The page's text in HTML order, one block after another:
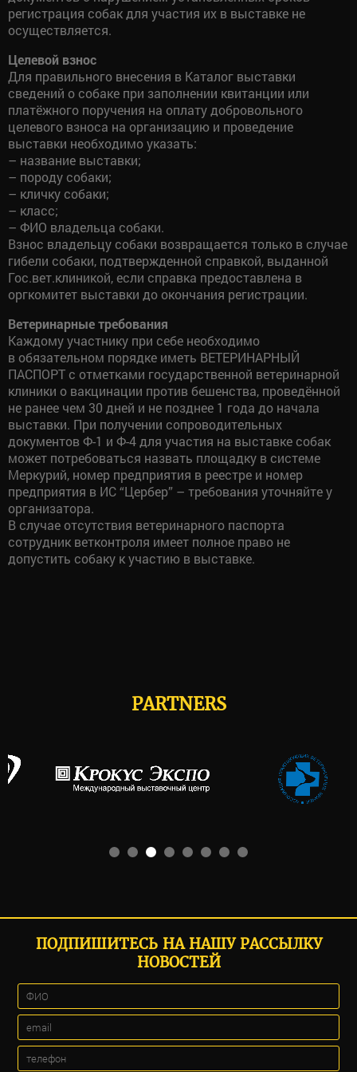
регистрация собак для участия их в выставке не
осуществляется.
Целевой взнос
Для правильного внесения в Каталог выставки
сведений о собаке при заполнении квитанции или
платёжного поручения на оплату добровольного
целевого взноса на организацию и проведение
выставки необходимо указать:
– название выставки;
– породу собаки;
– кличку собаки;
– класс;
– ФИО владельца собаки.
Взнос владельцу собаки возвращается только в случае
гибели собаки, подтвержденной справкой, выданной
Гос.вет.клиникой, если справка предоставлена в
оргкомитет выставки до окончания регистрации.
Ветеринарные требования
Каждому участнику при себе необходимо
в обязательном порядке иметь ВЕТЕРИНАРНЫЙ
ПАСПОРТ с отметками государственной ветеринарной
клиники о вакцинации против бешенства, проведённой
не ранее чем 30 дней и не позднее 1 года до начала
выставки. При получении сопроводительных
документов Ф-1 и Ф-4 для участия на выставке собак
может потребоваться назвать площадку в системе
Меркурий, номер предприятия в реестре и номер
предприятия в ИС “Цербер” – требования уточняйте у
организатора.
В случае отсутствия ветеринарного паспорта
сотрудник ветконтроля имеет полное право не
допустить собаку к участию в выставке.
PARTNERS
ПОДПИШИТЕСЬ НА НАШУ РАССЫЛКУ
НОВОСТЕЙ